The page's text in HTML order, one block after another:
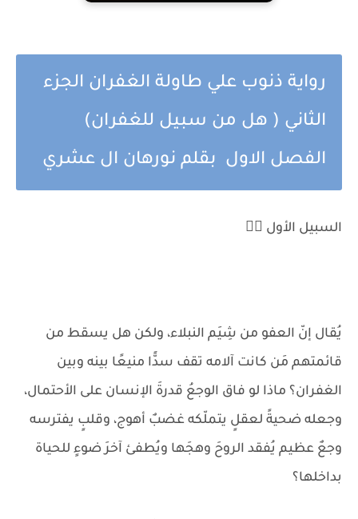
رواية ذنوب علي طاولة الغفران الجزء
الثاني ( هل من سبيل للغفران)
الفصل الاول بقلم نورهان ال عشري
السبيل الأول ❤️‍🔥
يُقال إنّ العفو من شِيَم النبلاء، ولكن هل يسقط من
قائمتهم مَن كانت آلامه تقف سدًّا منيعًا بينه وبين
الغفران؟ ماذا لو فاق الوجعُ قدرةَ الإنسان على الأحتمال،
وجعله ضحيةً لعقلٍ يتملّكه غضبٌ أهوج، وقلبٍ يفترسه
وجعٌ عظيم يُفقد الروحَ وهجَها ويُطفئ آخرَ ضوءٍ للحياة
بداخلها؟